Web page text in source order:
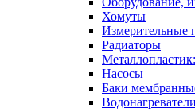
Хомуты
Измерительные
Радиаторы
Насосы
Баки